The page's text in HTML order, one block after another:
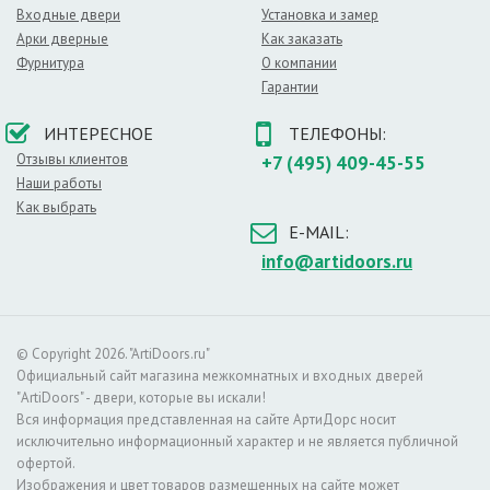
материалов.
Каждый пучок волокон красится в определенный
цвет, и лишь после этого соединяется в один лист.
Благодаря подобной технологии полностью
Достоинства дверей из экошпона очевидны:
спутать с древесиной,
– длительный срок службы,
– стойкость к износу,
– устойчивость к ультрафиолетовому излучению,
– экологическая безопасность (такие двери
можно монтировать в детской спальне или
Входные двери
Арки дверные
Фурнитура
Установка и замер
Как заказать
О компании
Гарантии
ИНТЕРЕСНОЕ
Отзывы клиентов
Наши работы
Как выбрать
ТЕЛЕФОНЫ:
+7 (495) 409-45-55
E-MAIL:
info@artidoors.ru
© Copyright 2026. "ArtiDoors.ru"
Официальный сайт магазина межкомнатных и входных дверей
"ArtiDoors" - двери, которые вы искали!
Вся информация представленная на сайте АртиДорс носит
исключительно информационный характер и не является публичной
офертой.
Изображения и цвет товаров размещенных на сайте может